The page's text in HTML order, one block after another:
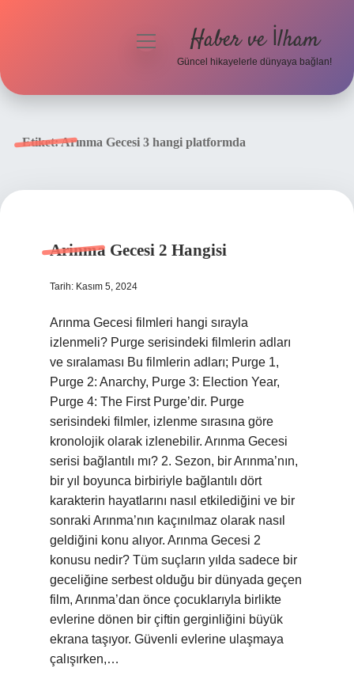
menüyü
Haber ve İlham
Güncel hikayelerle dünyaya bağlan!
Etiket:Arınma Gecesi 3 hangi platformda
Arinma Gecesi 2 Hangisi
Tarih: Kasım 5, 2024
Arınma Gecesi filmleri hangi sırayla
izlenmeli? Purge serisindeki filmlerin adları
ve sıralaması Bu filmlerin adları; Purge 1,
Purge 2: Anarchy, Purge 3: Election Year,
Purge 4: The First Purge’dir. Purge
serisindeki filmler, izlenme sırasına göre
kronolojik olarak izlenebilir. Arınma Gecesi
serisi bağlantılı mı? 2. Sezon, bir Arınma’nın,
bir yıl boyunca birbiriyle bağlantılı dört
karakterin hayatlarını nasıl etkilediğini ve bir
sonraki Arınma’nın kaçınılmaz olarak nasıl
geldiğini konu alıyor. Arınma Gecesi 2
konusu nedir? Tüm suçların yılda sadece bir
geceliğine serbest olduğu bir dünyada geçen
film, Arınma’dan önce çocuklarıyla birlikte
evlerine dönen bir çiftin gerginliğini büyük
ekrana taşıyor. Güvenli evlerine ulaşmaya
çalışırken,…